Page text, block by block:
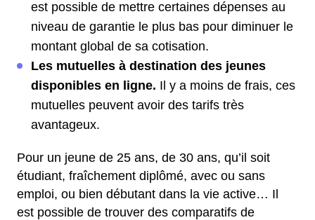
est possible de mettre certaines dépenses au
niveau de garantie le plus bas pour diminuer le
montant global de sa cotisation.
Les mutuelles à destination des jeunes
disponibles en ligne. Il y a moins de frais, ces
mutuelles peuvent avoir des tarifs très
avantageux.
Pour un jeune de 25 ans, de 30 ans, qu’il soit
étudiant, fraîchement diplômé, avec ou sans
emploi, ou bien débutant dans la vie active… Il
est possible de trouver des comparatifs de